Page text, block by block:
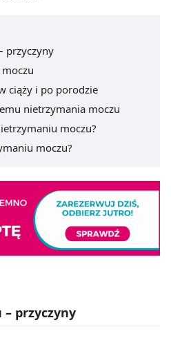
przyczyny
ciąży i po porodzie
nietrzymania moczu
moczu?
moczu?
przyczyny